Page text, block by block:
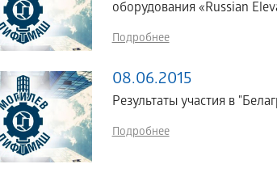
оборудования «Russian
Подробнее
08.06.2015
Результаты участия в
Подробнее